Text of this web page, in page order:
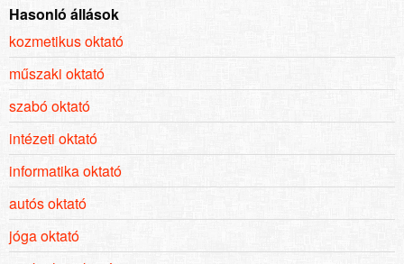
Hasonló állások
kozmetikus oktató
műszaki oktató
szabó oktató
intézeti oktató
informatika oktató
autós oktató
jóga oktató